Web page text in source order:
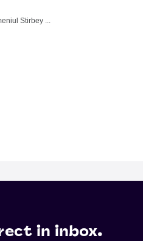
Domeniul Stirbey Voda, Buftea
in inbox.